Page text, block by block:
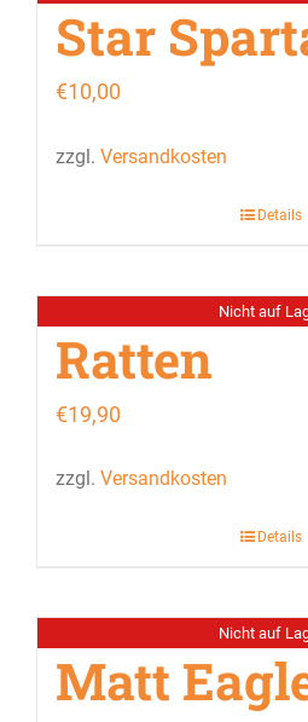
Star
€10,00
zzgl. Versandkosten
Details
Nicht auf
Ratten
€19,90
zzgl. Versandkosten
Details
Nicht auf
Matt